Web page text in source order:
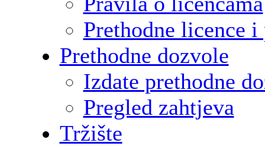
Prethodne licence
Prethodne dozvole
Izdate prethodne
Pregled zahtjeva
Tržište